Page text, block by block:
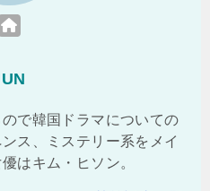
で韓国ドラマについての
ス、ミステリー系をメイ
はキム・ヒソン。